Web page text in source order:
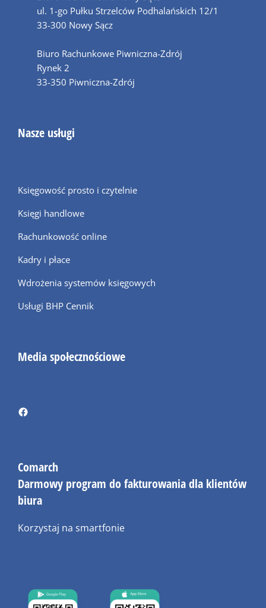
ul. 1-go Pułku Strzelców Podhalańskich 12/1
33-300 Nowy Sącz
Biuro Rachunkowe Piwniczna-Zdrój
Rynek 2
33-350 Piwniczna-Zdrój
Nasze usługi
Księgowość prosto i czytelnie
Księgi handlowe
Rachunkowość online
Kadry i płace
Wdrożenia systemów księgowych
Usługi BHP Cennik
Media społecznościowe
Comarch
Darmowy program do fakturowania dla klientów
biura
Korzystaj na smartfonie